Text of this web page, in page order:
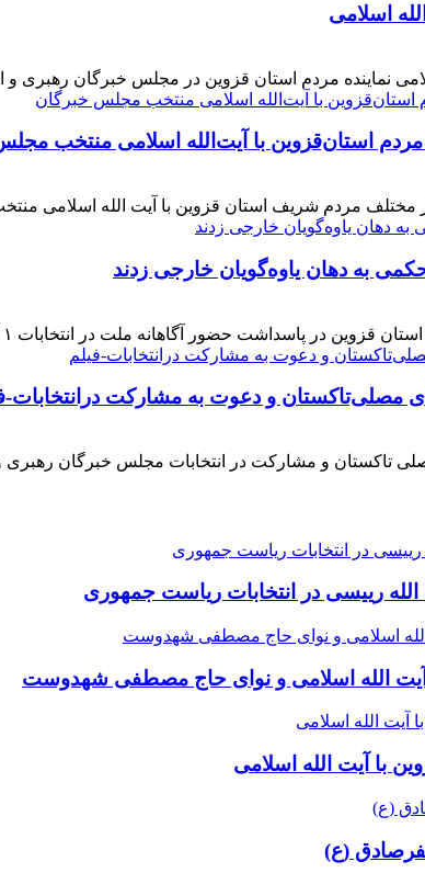
اسلامی
نماینده مردم استان قزوین در مجلس خبرگان رهبری و
استان‌قزوین با آیت‌الله‌ اسلامی منتخب
مختلف مردم شریف استان قزوین با آیت الله اسلامی
به دهان یاوه‌گویان خارجی زدند
آگاهانه ملت در انتخابات ۱۱ اسفند۱۴۰۲ بسم الله الرحمن الرحیم بار دیگر حضور حماسی [ ... ]
مصلی‌تاکستان و دعوت به مشارکت درانتخابات-
تاکستان و مشارکت در انتخابات مجلس خبرگان
الله رییسی در انتخابات ریاست جمهوری
الله اسلامی و نوای حاج مصطفی شهدوست
با آیت الله اسلامی
(ع)